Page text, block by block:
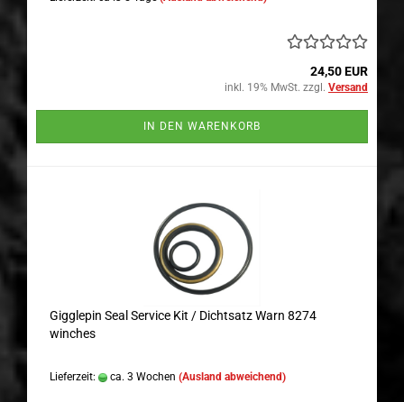
24,50 EUR
inkl. 19% MwSt. zzgl. Versand
IN DEN WARENKORB
Gigglepin Seal Service Kit / Dichtsatz Warn 8274
winches
Lieferzeit: ca. 3 Wochen (Ausland abweichend)